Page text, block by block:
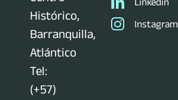
Histórico,
Barranquilla,
Atlántico
Tel:
(+57)
Instagram